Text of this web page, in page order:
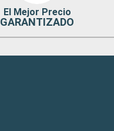
El Mejor Precio
GARANTIZADO